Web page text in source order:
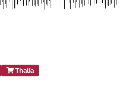
Thalia